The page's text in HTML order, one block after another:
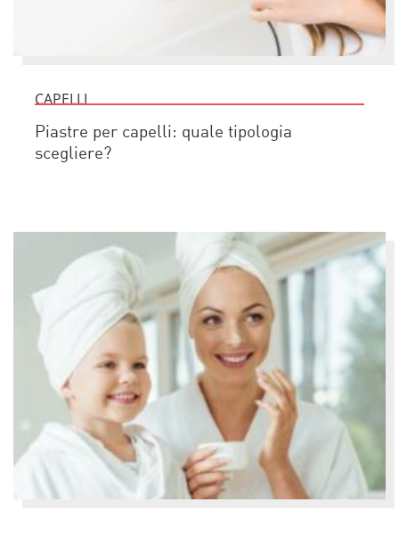
CAPELLI
Piastre per capelli: quale tipologia
scegliere?